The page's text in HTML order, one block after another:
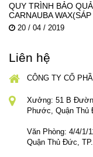
QUY TRÌNH BẢO
CARNAUBA
20 / 04 / 2019
Liên hệ
CÔNG TY CỔ
Xưởng: 51 B
Phước, Quận Thủ
Văn Phòng: 4/4/1/
Quận Thủ Đức,